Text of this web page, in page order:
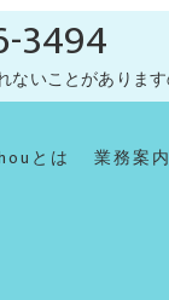
3494
ないことがありま
とは 業務案内